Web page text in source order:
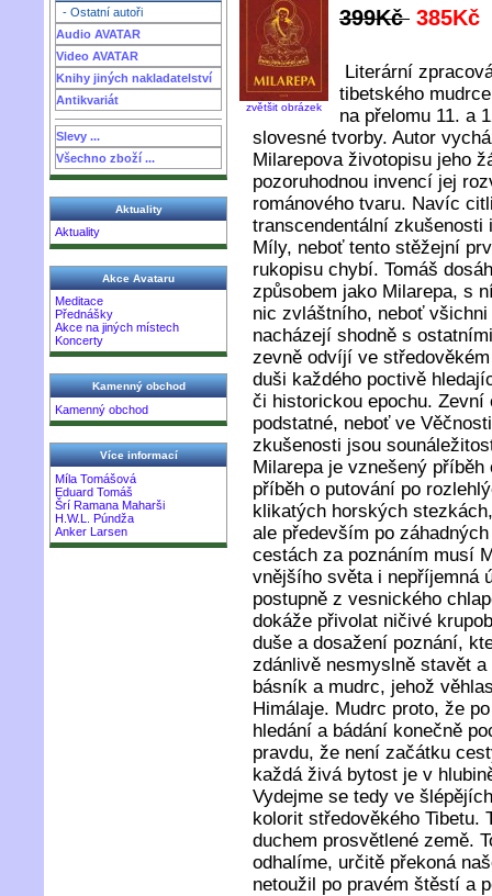
- Ostatní autoři
Audio AVATAR
Video AVATAR
Knihy jiných nakladatelství
Antikvariát
Slevy ...
Všechno zboží ...
Aktuality
Aktuality
Akce Avataru
Meditace
Přednášky
Akce na jiných místech
Koncerty
Kamenný obchod
Kamenný obchod
Více informací
Míla Tomášová
Eduard Tomáš
Šrí Ramana Maharši
H.W.L. Púndža
Anker Larsen
zvětšit obrázek
399Kč 385Kč
Literární
tibetského
na přelomu 11. a
slovesné tvorby. Autor
Milarepova životopisu jeho
pozoruhodnou invencí jej
románového tvaru. Navíc
transcendentální
Míly, neboť tento stěžejní
rukopisu chybí. Tomáš
způsobem jako Milarepa, s
nic zvláštního, neboť
nacházejí shodně s
zevně odvíjí ve
duši každého poctivě
či historickou epochu.
podstatné, neboť ve
zkušenosti jsou
Milarepa je vznešený
příběh o putování po
klikatých horských
ale především po
cestách za poznáním musí
vnějšího světa i nepříjemná
postupně z vesnického
dokáže přivolat ničivé
duše a dosažení poznání,
zdánlivě nesmyslně stavět
básník a mudrc, jehož
Himálaje. Mudrc proto, že
hledání a bádání konečně
pravdu, že není začátku
každá živá bytost je v
Vydejme se tedy ve
kolorit středověkého Tibetu.
duchem prosvětlené země.
odhalíme, určitě překoná
netoužil po pravém štěstí a